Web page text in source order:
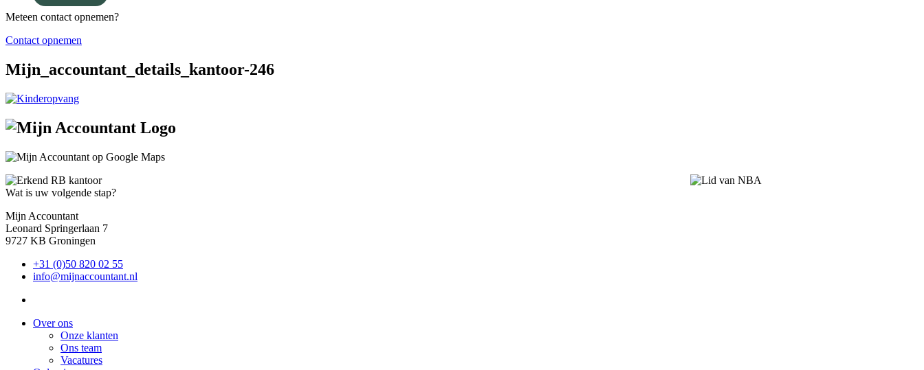
Meteen contact opnemen?
Contact opnemen
Mijn_accountant_details_kantoor-246
Wat is uw volgende stap?
Mijn Accountant
Leonard Springerlaan 7
9727 KB Groningen
+31 (0)50 820 02 55
info@mijnaccountant.nl
Over ons
Onze klanten
Ons team
Vacatures